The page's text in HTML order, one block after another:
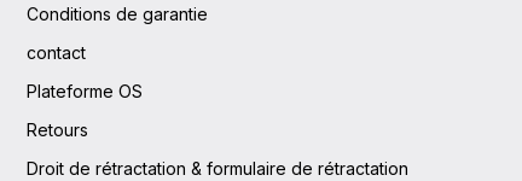
Conditions de garantie
contact
Plateforme OS
Retours
Droit de rétractation & formulaire de rétractation